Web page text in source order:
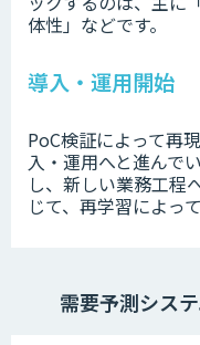
体性」などです。
導入・運用開始
PoC検証によって再
入・運用へと進んで
し、新しい業務工程
じて、再学習によっ
需要予測シス